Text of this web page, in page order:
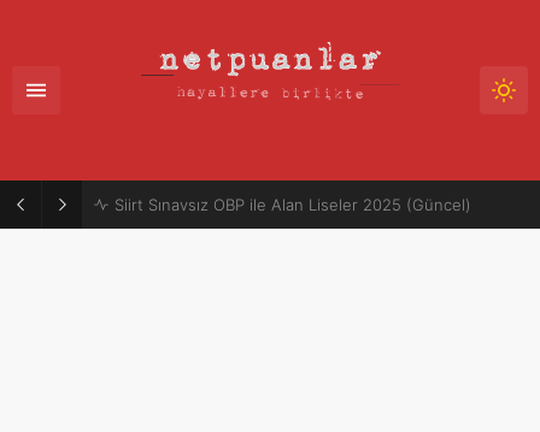
Mütercim Atama Puanları 2025-2026 | Merkezi Atama